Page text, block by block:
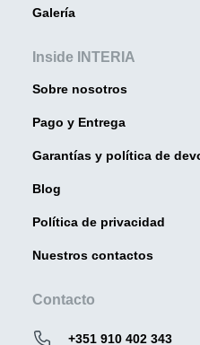
Galería
Inside INTERIA
Sobre nosotros
Pago y Entrega
Garantías y política de
Blog
Política de privacidad
Nuestros contactos
Contacto
+351 910 402 343